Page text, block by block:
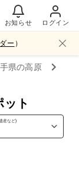
お知らせ ログイン
ー ）
県の高原
ット
産など)